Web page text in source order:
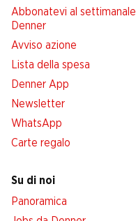
Abbonatevi al settimanale
Denner
Avviso azione
Lista della spesa
Denner App
Newsletter
WhatsApp
Carte regalo
Su di noi
Panoramica